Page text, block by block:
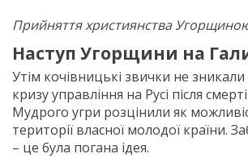
Прийняття християнства
Наступ Угорщини на
Утім кочівницькі звички не
кризу управління на Русі після
Мудрого угри розцінили як
території власної молодої країни.
– це була погана ідея.